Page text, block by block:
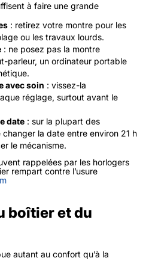
à faire une grande
: retirez votre montre pour les
ou les travaux lourds.
: ne posez pas la montre
parleur, un ordinateur portable
avec soin : vissez-la
réglage, surtout avant le
date : sur la plupart des
la date entre environ 21 h
le mécanisme.
rappelées par les horlogers
rempart contre l’usure
boîtier et du
autant au confort qu’à la